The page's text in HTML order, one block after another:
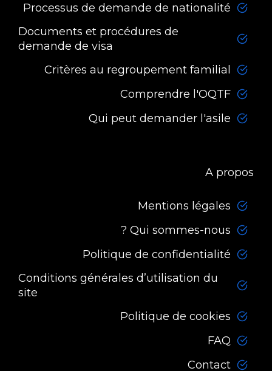
Processus de demande de nationalité
Documents et procédures de
demande de visa
Critères au regroupement familial
Comprendre l'OQTF
Qui peut demander l'asile
A propos
Mentions légales
Qui sommes-nous ?
Politique de confidentialité
Conditions générales d’utilisation du
site
Politique de cookies
FAQ
Contact